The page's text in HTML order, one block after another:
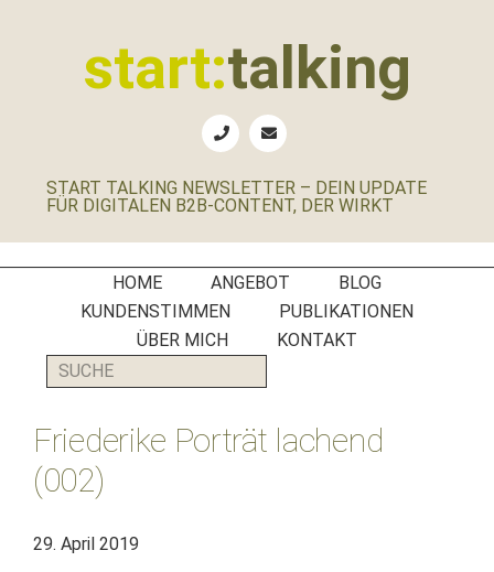
start:talking
B2B-
Social
Media
Manager
PR-
Agenturen
START TALKING NEWSLETTER – DEIN UPDATE
FÜR DIGITALEN B2B-CONTENT, DER WIRKT
HOME ANGEBOT
BLOG
KUNDENSTIMMEN
PUBLIKATIONEN
ÜBER MICH
KONTAKT
SUCHE
Friederike Porträt lachend
(002)
29. April 2019